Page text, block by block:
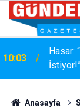
17:36
Anasayfa